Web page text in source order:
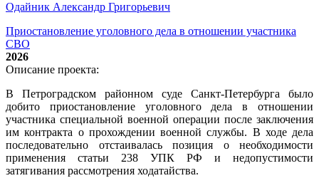
Одайник Александр Григорьевич
Приостановление уголовного дела в отношении участника
СВО
2026
Описание проекта:
В Петроградском районном суде Санкт-Петербурга было
добито приостановление уголовного дела в отношении
участника специальной военной операции после заключения
им контракта о прохождении военной службы. В ходе дела
последовательно отстаивалась позиция о необходимости
применения статьи 238 УПК РФ и недопустимости
затягивания рассмотрения ходатайства.